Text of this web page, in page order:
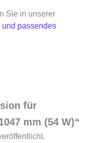
Sie in unserer
passendes
für
mm (54 W)“